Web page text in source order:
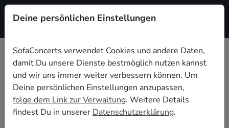
Registrieren
Live-Musik für die
Einweihungsparty in Nordrhein-
Westfalen
Du bist gerade in Deine neue Wohnung eingezogen
Deine persönlichen Einstellungen
SofaConcerts verwendet Cookies und andere Daten,
damit Du unsere Dienste bestmöglich nutzen kannst
und wir uns immer weiter verbessern können. Um
Deine persönlichen Einstellungen anzupassen,
folge dem Link zur Verwaltung. Weitere Details
findest Du in unserer Datenschutzerklärung.